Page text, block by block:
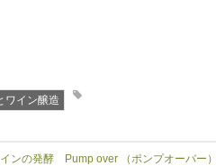
ワイン醸造
ンの発酵 Pump over （ポンプオーバー）